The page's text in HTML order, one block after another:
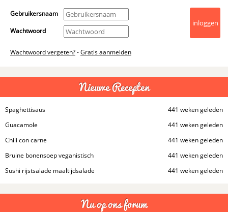
Gebruikersnaam
Wachtwoord
Wachtwoord vergeten?-Gratis aanmelden
Nieuwe Recepten
441 weken geleden
Spaghettisaus
441 weken geleden
Guacamole
441 weken geleden
Chili con carne
441 weken geleden
Bruine bonensoep veganistisch
441 weken geleden
Sushi rijstsalade maaltijdsalade
Nu op ons forum